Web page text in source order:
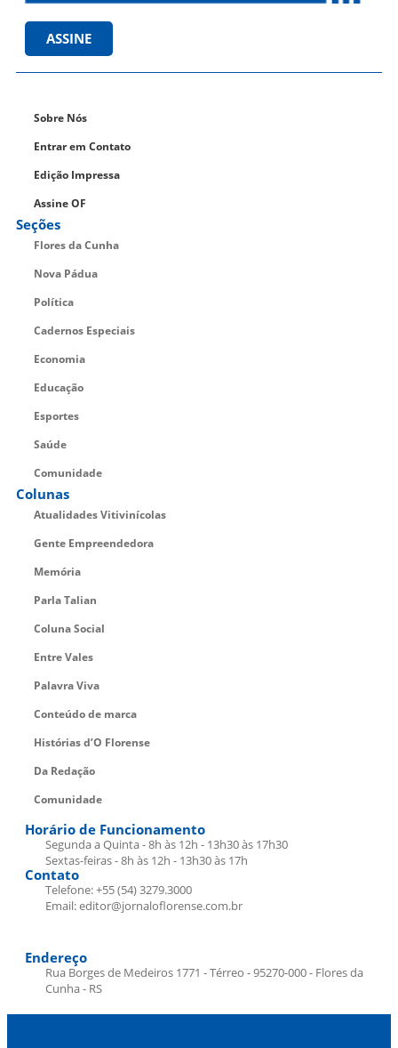
ASSINE
Sobre Nós
Entrar em Contato
Edição Impressa
Assine OF
Seções
Flores da Cunha
Nova Pádua
Política
Cadernos Especiais
Economia
Educação
Esportes
Saúde
Comunidade
Colunas
Atualidades Vitivinícolas
Gente Empreendedora
Memória
Parla Talian
Coluna Social
Entre Vales
Palavra Viva
Conteúdo de marca
Histórias d’O Florense
Da Redação
Comunidade
Horário de Funcionamento
Segunda a Quinta - 8h às 12h - 13h30 às 17h30
Sextas-feiras - 8h às 12h - 13h30 às 17h
Contato
Telefone: +55 (54) 3279.3000
Email: editor@jornaloflorense.com.br
Endereço
Rua Borges de Medeiros 1771 - Térreo - 95270-000 - Flores da
Cunha - RS